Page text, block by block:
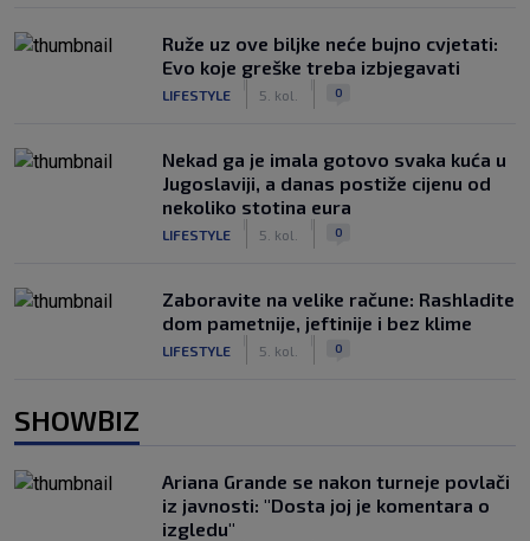
Ruže uz ove biljke neće bujno cvjetati:
Evo koje greške treba izbjegavati
LIFESTYLE 5. kol. 0
Nekad ga je imala gotovo svaka kuća u
Jugoslaviji, a danas postiže cijenu od
nekoliko stotina eura
LIFESTYLE 5. kol. 0
Zaboravite na velike račune: Rashladite
dom pametnije, jeftinije i bez klime
LIFESTYLE 5. kol. 0
SHOWBIZ
Ariana Grande se nakon turneje povlači
iz javnosti: "Dosta joj je komentara o
izgledu"